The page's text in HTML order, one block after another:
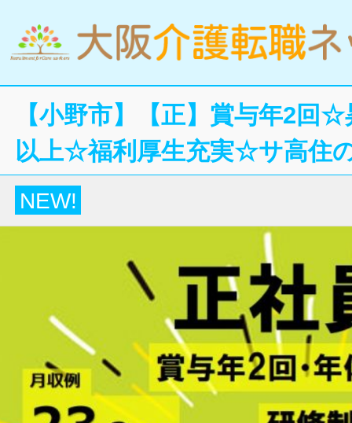
【小野市】【正】賞与年2回
以上☆福利厚生充実☆サ高住
NEW!